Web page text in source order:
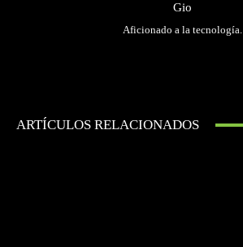
Gio
Aficionado a la tecnología.
ARTÍCULOS RELACIONADOS